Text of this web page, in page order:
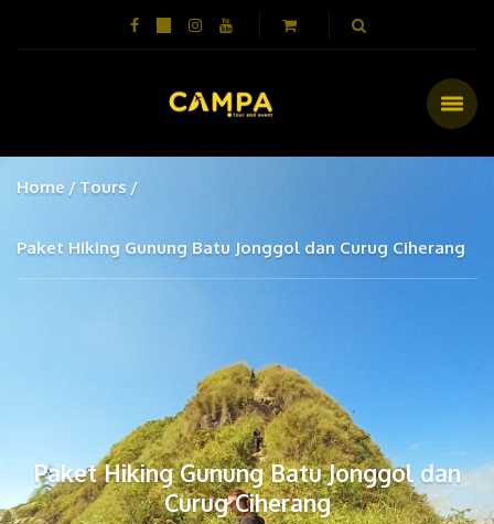
Home Tours
Paket Hiking Gunung Batu Jonggol dan Curug Ciherang
Paket Hiking Gunung Batu Jonggol dan
Curug Ciherang